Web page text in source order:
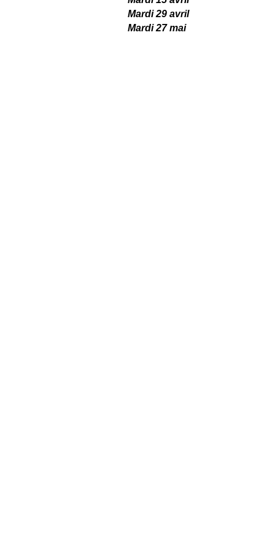
Mardi 29 avril
Mardi 27 mai